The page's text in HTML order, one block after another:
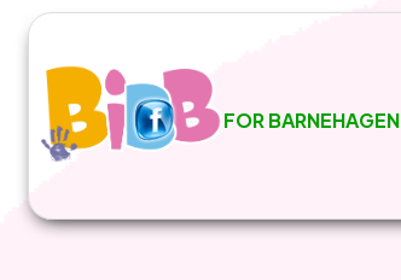
FOR BARNEHAGEN